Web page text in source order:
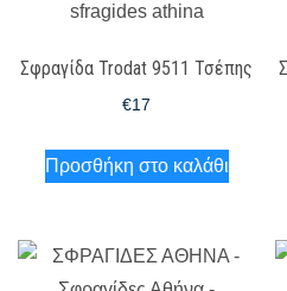
Σφραγίδα Trodat 9511 Τσέπης
€17
Προσθήκη στο καλάθι